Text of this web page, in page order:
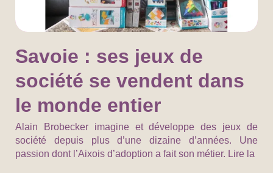
Savoie : ses jeux de
société se vendent dans
le monde entier
Alain Brobecker imagine et développe des jeux de
société depuis plus d’une dizaine d’années. Une
passion dont l’Aixois d’adoption a fait son métier. Lire la